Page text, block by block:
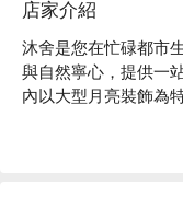
店家介紹
沐舍是您在忙碌都市
與自然寧心，提供一
內以大型月亮裝飾為